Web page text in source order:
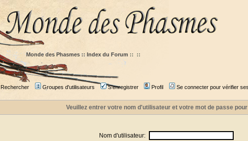
Monde des Phasmes :: Index du Forum :: ::
Rechercher Groupes d'utilisateurs S'enregistrer Profil Se connecter pour vérifier
Veuillez entrer votre nom d'utilisateur et votre mot de passe
Nom d'utilisateur: